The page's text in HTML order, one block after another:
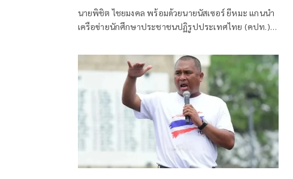
นายพิชิต ไชยมงคล พร้อมด้วยนายนัสเซอร์ ยีหมะ แกนนำ
เครือข่ายนักศึกษาประชาชนปฏิรูปประเทศไทย (คปท.)
พันธ์สมานฉันท์แรงงานไทย และสหภาพแรงงาน
รัฐวิสาหกิจรถไฟแห่งประเทศไทย เข้ายื่นหนังสือต่อนาย
อนุทิน ชาญวีรกูล นายกรัฐมนตรี